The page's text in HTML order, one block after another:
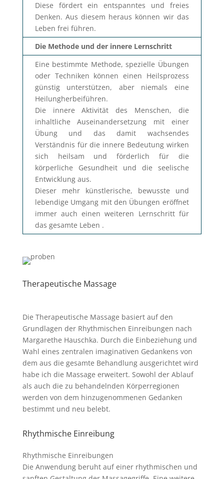
Diese fördert ein entspanntes und freies
Denken. Aus diesem heraus können wir das
Leben frei führen.
Die Methode und der innere Lernschritt
Eine bestimmte Methode, spezielle Übungen
oder Techniken können einen Heilsprozess
günstig unterstützen, aber niemals eine
Heilungherbeiführen.
Die innere Aktivität des Menschen, die
inhaltliche Auseinandersetzung mit einer
Übung und das damit wachsendes
Verständnis für die innere Bedeutung wirken
sich heilsam und förderlich für die
körperliche Gesundheit und die seelische
Entwicklung aus.
Dieser mehr künstlerische, bewusste und
lebendige Umgang mit den Übungen eröffnet
immer auch einen weiteren Lernschritt für
das gesamte Leben .
Therapeutische Massage
Die Therapeutische Massage basiert auf den
Grundlagen der Rhythmischen Einreibungen nach
Margarethe Hauschka. Durch die Einbeziehung und
Wahl eines zentralen imaginativen Gedankens von
dem aus die gesamte Behandlung ausgerichtet wird
habe ich die Massage erweitert. Sowohl der Ablauf
als auch die zu behandelnden Körperregionen
werden von dem hinzugenommenen Gedanken
bestimmt und neu belebt.
Rhythmische Einreibung
Rhythmische Einreibungen
Die Anwendung beruht auf einer rhythmischen und